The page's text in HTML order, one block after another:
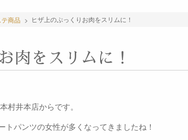
商品 > ヒザ上のぷっくりお肉をスリムに！
肉をスリムに！
村井本店からです。
パンツの女性が多くなってきましたね！